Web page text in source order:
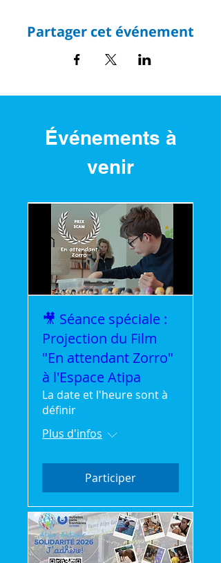
Partager cet événement
Événements à
venir
🎥 Séance spéciale :
Projection du Film
"En attendant Zorro"
à l'Espace Atipa
La date et l'heure sont à
définir
Plus d'infos
Participer